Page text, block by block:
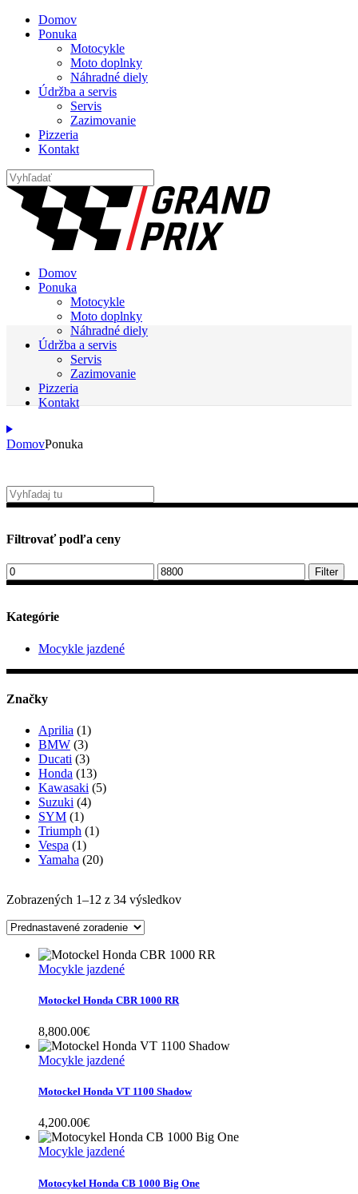
Domov
Ponuka
Motocykle
Moto doplnky
Náhradné diely
Údržba a servis
Servis
Zazimovanie
Pizzeria
Kontakt
Domov
Ponuka
Motocykle
Moto doplnky
Náhradné diely
Údržba a servis
Servis
Zazimovanie
Pizzeria
Kontakt
DomovPonuka
Zobrazených 1–12 z 34 výsledkov
Mocykle jazdené
Motockel Honda CBR 1000 RR
8,800.00€
Mocykle jazdené
Motockel Honda VT 1100 Shadow
4,200.00€
Mocykle jazdené
Motocykel Honda CB 1000 Big One
Filtrovať podľa ceny
Minimálna
cena
Maximálna
cena
Filter
Kategórie
Mocykle jazdené
Značky
Aprilia (1)
BMW (3)
Ducati (3)
Honda (13)
Kawasaki (5)
Suzuki (4)
SYM (1)
Triumph (1)
Vespa (1)
Yamaha (20)